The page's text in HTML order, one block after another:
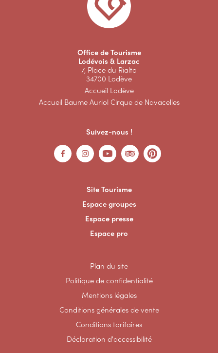
Office de Tourisme
Lodévois & Larzac
7, Place du Rialto
34700 Lodève
Accueil Lodève
Accueil Baume Auriol Cirque de Navacelles
Suivez-nous !
Site Tourisme
Espace groupes
Espace presse
Espace pro
Plan du site
Politique de confidentialité
Mentions légales
Conditions générales de vente
Conditions tarifaires
Déclaration d'accessibilité